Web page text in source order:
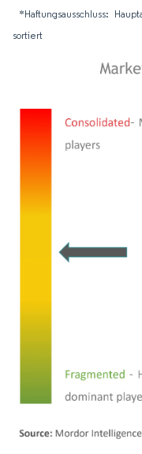
*Haftungsausschluss:
sortiert